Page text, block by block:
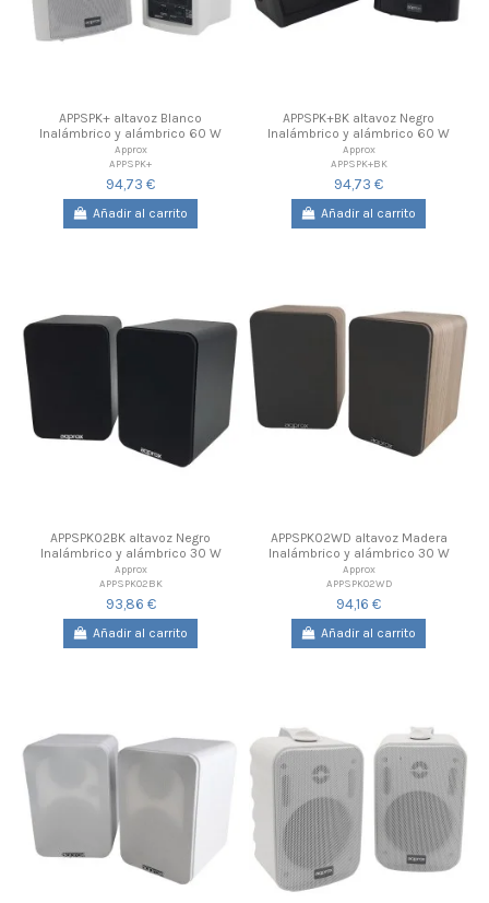
APPSPK+ altavoz Blanco
Inalámbrico y alámbrico 60 W
Approx
APPSPK+
94,73 €
Añadir al carrito
APPSPK+BK altavoz Negro
Inalámbrico y alámbrico 60 W
Approx
APPSPK+BK
94,73 €
Añadir al carrito
APPSPK02BK altavoz Negro
Inalámbrico y alámbrico 30 W
Approx
APPSPK02BK
93,86 €
Añadir al carrito
APPSPK02WD altavoz Madera
Inalámbrico y alámbrico 30 W
Approx
APPSPK02WD
94,16 €
Añadir al carrito